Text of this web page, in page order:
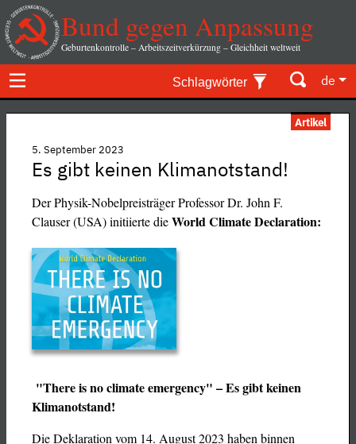
Bund gegen Anpassung
Geburtenkontrolle – Arbeitszeitverkürzung – Gleichheit weltweit
Schlagwörter de
Artikel
5. September 2023
Es gibt keinen Klimanotstand!
Der Physik-Nobelpreisträger Professor Dr. John F.
Clauser (USA) initiierte dieWorld Climate Declaration:
"There is no climate emergency" – Es gibt keinen
Klimanotstand!
Die Deklaration vom 14. August 2023 haben binnen